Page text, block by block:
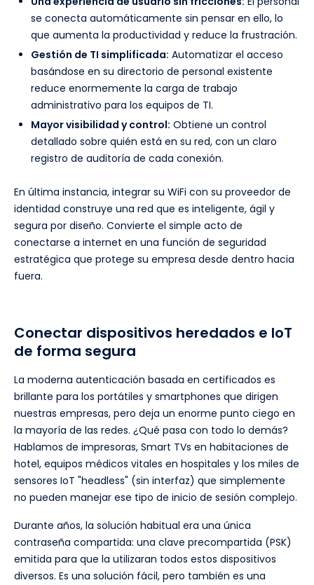
se conecta automáticamente sin pensar en ello, lo
que aumenta la productividad y reduce la frustración.
Gestión de TI simplificada: Automatizar el acceso
basándose en su directorio de personal existente
reduce enormemente la carga de trabajo
administrativo para los equipos de TI.
Mayor visibilidad y control: Obtiene un control
detallado sobre quién está en su red, con un claro
registro de auditoría de cada conexión.
En última instancia, integrar su WiFi con su proveedor de
identidad construye una red que es inteligente, ágil y
segura por diseño. Convierte el simple acto de
conectarse a internet en una función de seguridad
estratégica que protege su empresa desde dentro hacia
fuera.
Conectar dispositivos heredados e IoT
de forma segura
La moderna autenticación basada en certificados es
brillante para los portátiles y smartphones que dirigen
nuestras empresas, pero deja un enorme punto ciego en
la mayoría de las redes. ¿Qué pasa con todo lo demás?
Hablamos de impresoras, Smart TVs en habitaciones de
hotel, equipos médicos vitales en hospitales y los miles de
sensores IoT "headless" (sin interfaz) que simplemente
no pueden manejar ese tipo de inicio de sesión complejo.
Durante años, la solución habitual era una única
contraseña compartida: una clave precompartida (PSK)
emitida para que la utilizaran todos estos dispositivos
diversos. Es una solución fácil, pero también es una